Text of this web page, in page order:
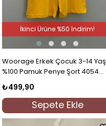
Woorage Erkek Çocuk 3-14 Yaş
%100 Pamuk Penye Şort 4054
Hardal
₺499,90
Sepete Ekle
İkinci Ürüne %50 İndirim!